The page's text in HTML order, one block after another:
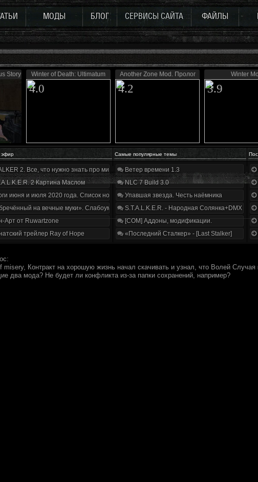
МОДЫ БЛОГ СЕРВИСЫ САЙТА ФАЙЛЫ
Story 0.5 Winter of Death: Ultimatum
4.0
Another Zone Mod. Пролог
4.2
Winter
3.9
эфир Самые популярные темы
2. Все, что нужно знать про мир, геймплей и сюжет | Разбор трейлера
2 Картина Маслом
июня и июля 2020 года. Список нововведений
на вечные муки». Слабоумие и отвага
Арт от Ruwartzone
трейлер Ray of Hope
Ветер времени 1.3
NLC 7 Build 3.0
Упавшая звезда. Честь наёмника
S.T.A.L.K.E.R. - Народная Солянка+DMX
[COM] Аддоны, модификации.
«Последний Сталкер» - [Last Stalker]
misery, Контракт на хорошую жизнь начал скачивать и узнал, что Волей
два мода? Не будет ли конфликта из-за папки сохранений, например?